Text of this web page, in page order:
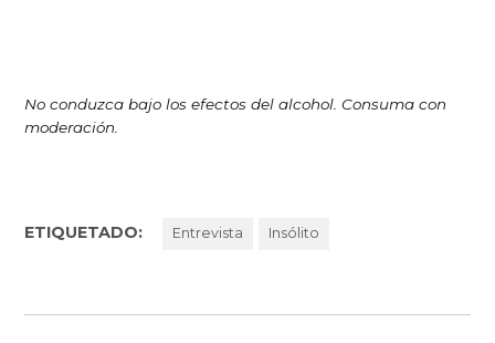
No conduzca bajo los efectos del alcohol. Consuma con
moderación.
ETIQUETADO: Entrevista Insólito